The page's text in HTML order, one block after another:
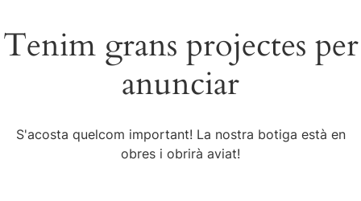
Tenim grans projectes per
anunciar
S'acosta quelcom important! La nostra botiga està en
obres i obrirà aviat!